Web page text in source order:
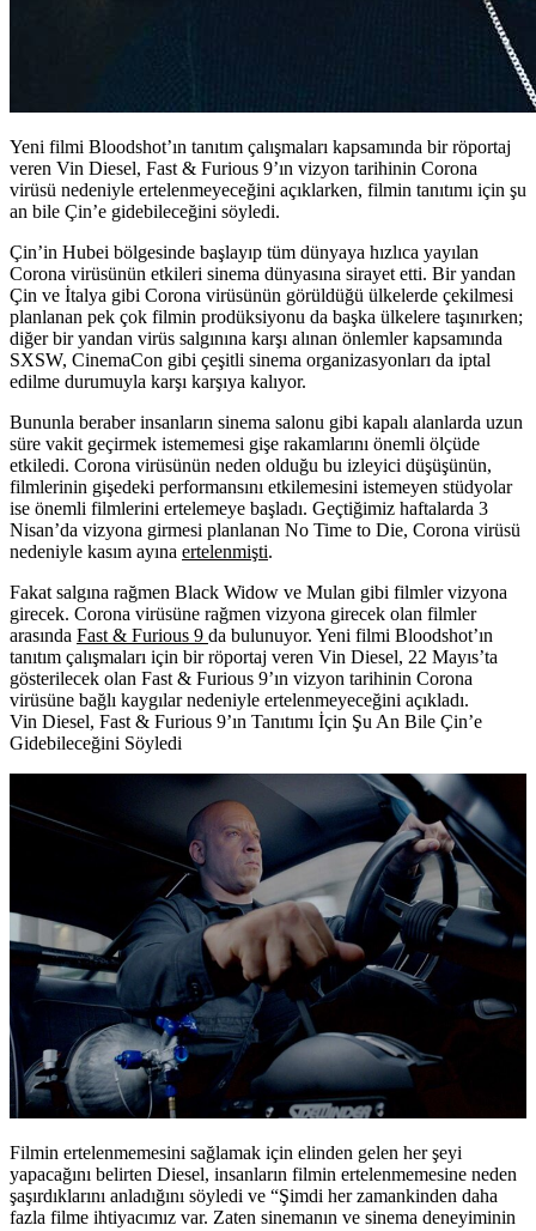
Yeni filmi Bloodshot’ın tanıtım çalışmaları kapsamında bir röportaj
veren Vin Diesel, Fast & Furious 9’ın vizyon tarihinin Corona
virüsü nedeniyle ertelenmeyeceğini açıklarken, filmin tanıtımı için şu
an bile Çin’e gidebileceğini söyledi.
Çin’in Hubei bölgesinde başlayıp tüm dünyaya hızlıca yayılan
Corona virüsünün etkileri sinema dünyasına sirayet etti. Bir yandan
Çin ve İtalya gibi Corona virüsünün görüldüğü ülkelerde çekilmesi
planlanan pek çok filmin prodüksiyonu da başka ülkelere taşınırken;
diğer bir yandan virüs salgınına karşı alınan önlemler kapsamında
SXSW, CinemaCon gibi çeşitli sinema organizasyonları da iptal
edilme durumuyla karşı karşıya kalıyor.
Bununla beraber insanların sinema salonu gibi kapalı alanlarda uzun
süre vakit geçirmek istememesi gişe rakamlarını önemli ölçüde
etkiledi. Corona virüsünün neden olduğu bu izleyici düşüşünün,
filmlerinin gişedeki performansını etkilemesini istemeyen stüdyolar
ise önemli filmlerini ertelemeye başladı. Geçtiğimiz haftalarda 3
Nisan’da vizyona girmesi planlanan No Time to Die, Corona virüsü
nedeniyle kasım ayına ertelenmişti.
Fakat salgına rağmen Black Widow ve Mulan gibi filmler vizyona
girecek. Corona virüsüne rağmen vizyona girecek olan filmler
arasında Fast & Furious 9 da bulunuyor. Yeni filmi Bloodshot’ın
tanıtım çalışmaları için bir röportaj veren Vin Diesel, 22 Mayıs’ta
gösterilecek olan Fast & Furious 9’ın vizyon tarihinin Corona
virüsüne bağlı kaygılar nedeniyle ertelenmeyeceğini açıkladı.
Vin Diesel, Fast & Furious 9’ın Tanıtımı İçin Şu An Bile Çin’e
Gidebileceğini Söyledi
Filmin ertelenmemesini sağlamak için elinden gelen her şeyi
yapacağını belirten Diesel, insanların filmin ertelenmemesine neden
şaşırdıklarını anladığını söyledi ve “Şimdi her zamankinden daha
fazla filme ihtiyacımız var. Zaten sinemanın ve sinema deneyiminin